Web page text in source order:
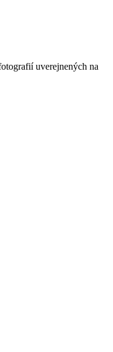
uverejnených na